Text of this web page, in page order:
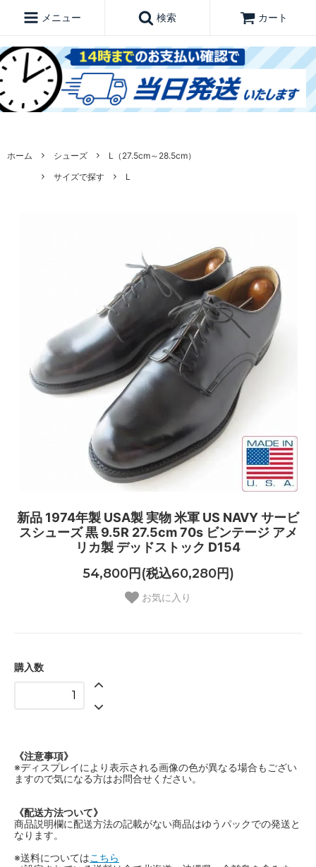
メニュー 検索 カート
ホーム シューズ
L（27.5cm～28.5cm）
サイズで探す
L
新品 1974年製 USA製 実物 米軍 US NAVY サービ
スシューズ 黒 9.5R 27.5cm 70s ビンテージ アメ
リカ製 デッドストック D154
54,800円(税込60,280円)
お気に入り
購入数
《注意事項》
※ディスプレイにより表示される画像の色が異なる場合もござい
ますので気になる方はお問合せください。
《配送方法ついて》
商品説明欄に配送方法の記載がない商品はゆうパックでの発送と
なります。
※送料についてはこちら